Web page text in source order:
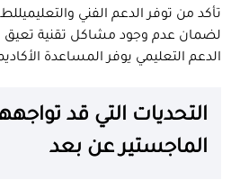
تأكد من توفر الدعم الفني
لضمان عدم وجود مشاكل تقنية تعيق
الدعم التعليمي يوفر المساعدة
التحديات التي قد
الماجستير عن بعد